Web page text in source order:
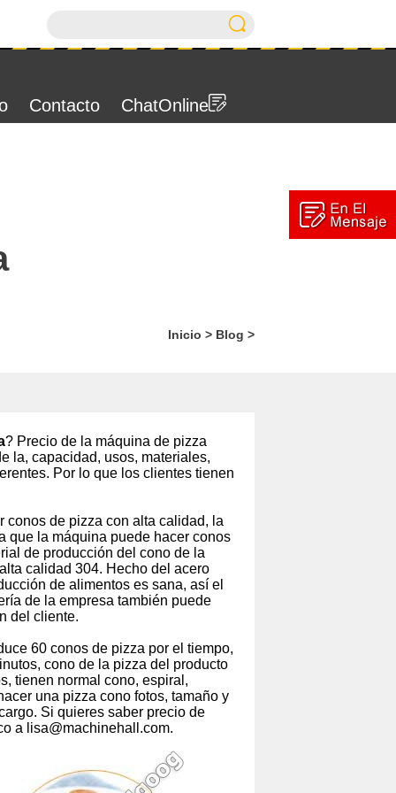
Contacto ChatOnline
Inicio > Blog >
? Precio de la máquina de pizza
la, capacidad, usos, materiales,
Por lo que los clientes tienen
conos de pizza con alta calidad, la
que la máquina puede hacer conos
de producción del cono de la
calidad 304. Hecho del acero
de alimentos es sana, así el
de la empresa también puede
del cliente.
60 conos de pizza por el tiempo,
cono de la pizza del producto
tienen normal cono, espiral,
una pizza cono fotos, tamaño y
Si quieres saber precio de
a lisa@machinehall.com.